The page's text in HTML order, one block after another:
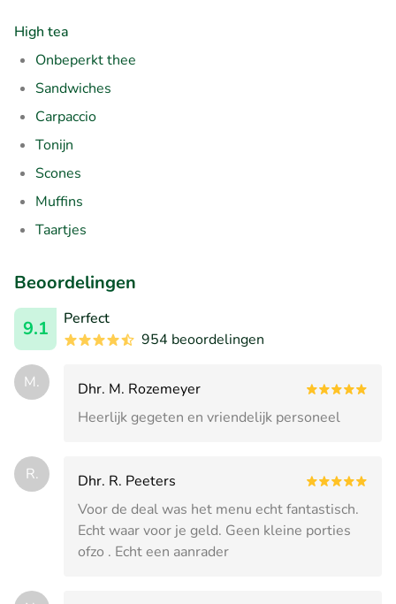
High tea
Onbeperkt thee
Sandwiches
Carpaccio
Tonijn
Scones
Muffins
Taartjes
Beoordelingen
9.1
Perfect
954 beoordelingen
M.
Dhr. M. Rozemeyer
Heerlijk gegeten en vriendelijk personeel
R.
Dhr. R. Peeters
Voor de deal was het menu echt fantastisch.
Echt waar voor je geld. Geen kleine porties
ofzo . Echt een aanrader